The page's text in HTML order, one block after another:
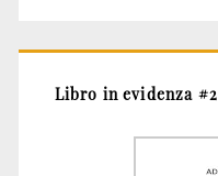
Libro in evidenza #2